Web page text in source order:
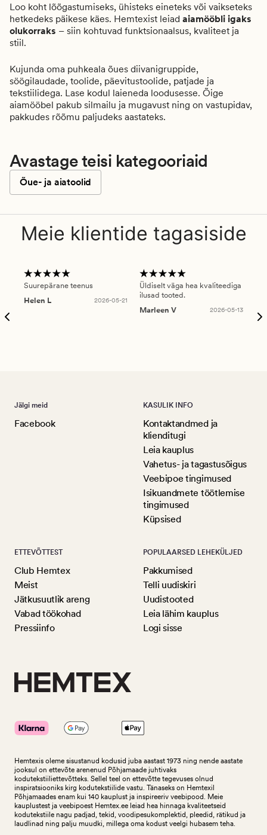
Loo koht lõõgastumiseks, ühisteks eineteks või vaikseteks
hetkedeks päikese käes. Hemtexist leiad aiamööbli igaks
olukorraks – siin kohtuvad funktsionaalsus, kvaliteet ja
stiil.
Kujunda oma puhkeala õues diivanigruppide,
söögilaudade, toolide, päevitustoolide, patjade ja
tekstiilidega. Lase kodul laieneda loodusesse. Õige
aiamööbel pakub silmailu ja mugavust ning on vastupidav,
pakkudes rõõmu paljudeks aastateks.
Avastage teisi kategooriaid
Õue- ja aiatoolid
Meie klientide tagasiside
Suurepärane teenus
Helen L
2026-05-21
Üldiselt väga hea kvaliteediga
ilusad tooted.
Marleen V
2026-05-13
Jälgi meid
Facebook
KASULIK INFO
Kontaktandmed ja
klienditugi
Leia kauplus
Vahetus- ja tagastusõigus
Veebipoe tingimused
Isikuandmete töötlemise
tingimused
Küpsised
ETTEVÕTTEST
Club Hemtex
Meist
Jätkusuutlik areng
Vabad töökohad
Pressiinfo
POPULAARSED LEHEKÜLJED
Pakkumised
Telli uudiskiri
Uudistooted
Leia lähim kauplus
Logi sisse
Hemtexis oleme sisustanud kodusid juba aastast 1973 ning nende aastate
jooksul on ettevõte arenenud Põhjamaade juhtivaks
kodutekstiiliettevõtteks. Sellel teel on ettevõtte tegevuses olnud
inspiratsiooniks kirg kodutekstiilide vastu. Tänaseks on Hemtexil
Põhjamaades enam kui 140 kauplust ja inspireeriv veebipood. Meie
kauplustest ja veebipoest Hemtex.ee leiad hea hinnaga kvaliteetseid
kodutekstiile nagu padjad, tekid, voodipesukomplektid, pleedid, rätikud ja
laudlinad ning palju muudki, millega oma kodust veelgi hubasem teha.